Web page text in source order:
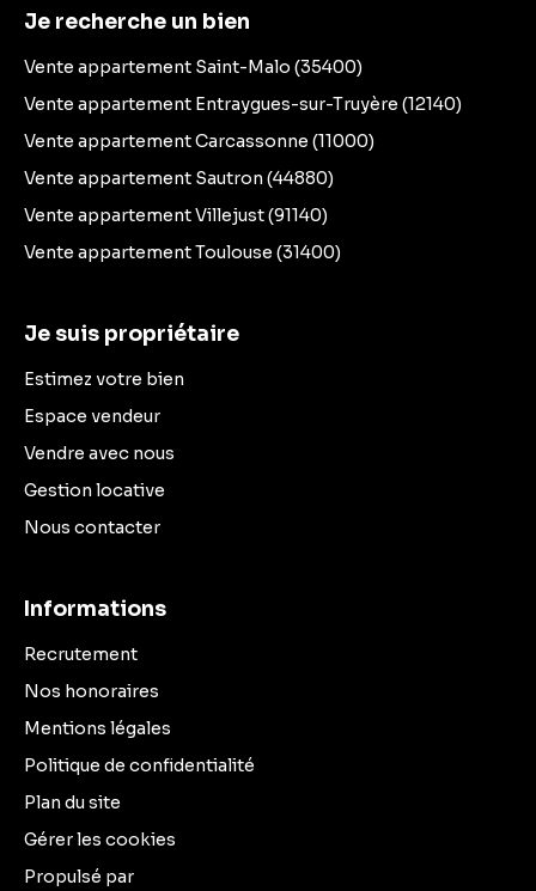
Je recherche un bien
Vente appartement Saint-Malo (35400)
Vente appartement Entraygues-sur-Truyère (12140)
Vente appartement Carcassonne (11000)
Vente appartement Sautron (44880)
Vente appartement Villejust (91140)
Vente appartement Toulouse (31400)
Je suis propriétaire
Estimez votre bien
Espace vendeur
Vendre avec nous
Gestion locative
Nous contacter
Informations
Recrutement
Nos honoraires
Mentions légales
Politique de confidentialité
Plan du site
Gérer les cookies
Propulsé par